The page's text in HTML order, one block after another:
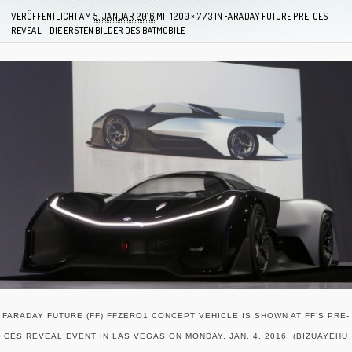
VERÖFFENTLICHT AM 5. JANUAR 2016 MIT1200 × 773 IN FARADAY FUTURE PRE-CES
REVEAL – DIE ERSTEN BILDER DES BATMOBILE
FARADAY FUTURE (FF) FFZERO1 CONCEPT VEHICLE IS SHOWN AT FF’S PRE-
CES REVEAL EVENT IN LAS VEGAS ON MONDAY, JAN. 4, 2016. (BIZUAYEHU